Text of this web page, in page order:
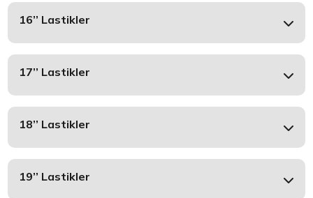
16’’ Lastikler
17’’ Lastikler
18’’ Lastikler
19’’ Lastikler